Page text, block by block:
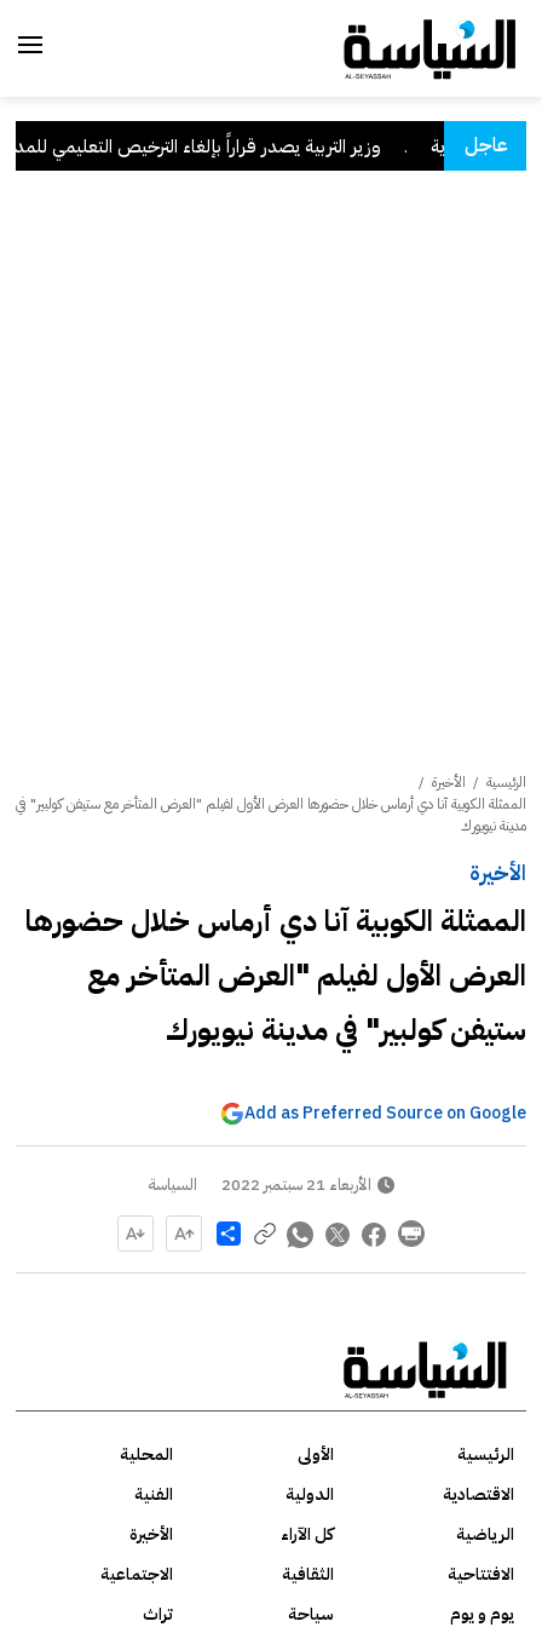
عاجل
السعودية وزير التربية يصدر قراراً بإلغاء الترخيص التعليمي
الرئيسية / الأخيرة /
الممثلة الكوبية آنا دي أرماس خلال حضورها العرض الأول لفيلم "العرض المتأخر مع ستيفن كولبير" في
مدينة نيويورك
الأخيرة
الممثلة الكوبية آنا دي أرماس خلال حضورها
العرض الأول لفيلم "العرض المتأخر مع
ستيفن كولبير" في مدينة نيويورك
Add as Preferred Source on Google
الأربعاء 21 سبتمبر 2022 السياسة
Share
الرئيسية الأولى
المحلية
الاقتصادية
الدولية
الفنية
الرياضية
كل الآراء
الأخيرة
الافتتاحية
الثقافية
الاجتماعية
يوم و يوم
سياحة تراث